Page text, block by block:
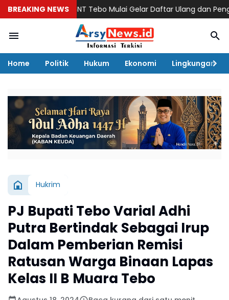
BREAKING NEWSSNT Tebo Mulai Gelar Daftar Ulang dan
Home Politik Hukum Ekonomi Lingkungan
Hukrim
PJ Bupati Tebo Varial Adhi
Putra Bertindak Sebagai Irup
Dalam Pemberian Remisi
Ratusan Warga Binaan Lapas
Kelas II B Muara Tebo